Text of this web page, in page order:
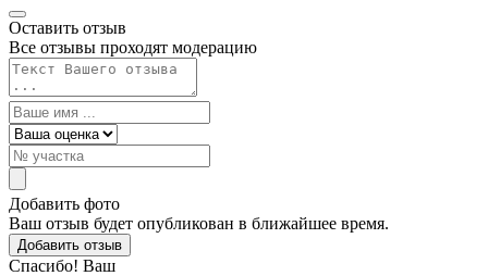
Оставить отзыв
Все отзывы проходят модерацию
Добавить фото
Ваш отзыв будет опубликован в ближайшее время.
Добавить отзыв
Спасибо! Ваш